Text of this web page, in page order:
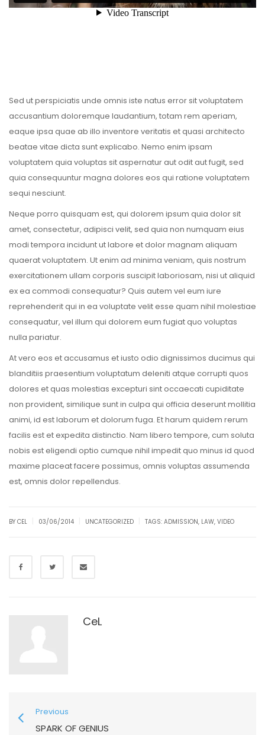
Sed ut perspiciatis unde omnis iste natus error sit voluptatem
accusantium doloremque laudantium, totam rem aperiam,
eaque ipsa quae ab illo inventore veritatis et quasi architecto
beatae vitae dicta sunt explicabo. Nemo enim ipsam
voluptatem quia voluptas sit aspernatur aut odit aut fugit, sed
quia consequuntur magna dolores eos qui ratione voluptatem
sequi nesciunt.
Neque porro quisquam est, qui dolorem ipsum quia dolor sit
amet, consectetur, adipisci velit, sed quia non numquam eius
modi tempora incidunt ut labore et dolor magnam aliquam
quaerat voluptatem. Ut enim ad minima veniam, quis nostrum
exercitationem ullam corporis suscipit laboriosam, nisi ut aliquid
ex ea commodi consequatur? Quis autem vel eum iure
reprehenderit qui in ea voluptate velit esse quam nihil molestiae
consequatur, vel illum qui dolorem eum fugiat quo voluptas
nulla pariatur.
At vero eos et accusamus et iusto odio dignissimos ducimus qui
blanditiis praesentium voluptatum deleniti atque corrupti quos
dolores et quas molestias excepturi sint occaecati cupiditate
non provident, similique sunt in culpa qui officia deserunt mollitia
animi, id est laborum et dolorum fuga. Et harum quidem rerum
facilis est et expedita distinctio. Nam libero tempore, cum soluta
nobis est eligendi optio cumque nihil impedit quo minus id quod
maxime placeat facere possimus, omnis voluptas assumenda
est, omnis dolor repellendus.
BY CEL 03/06/2014 UNCATEGORIZED TAGS: ADMISSION, LAW, VIDEO
CeL
Previous
SPARK OF GENIUS